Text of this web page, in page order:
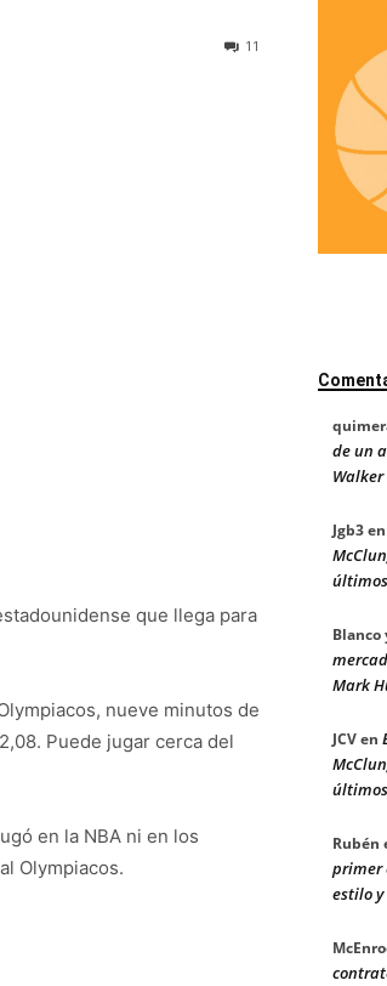
11
que llega para
nueve minutos de
Puede jugar cerca del
en la NBA ni en los
Olympiacos.
de un
Jgb3en
Blanco
Mark
JCVen
Rubén
primer
estilo y